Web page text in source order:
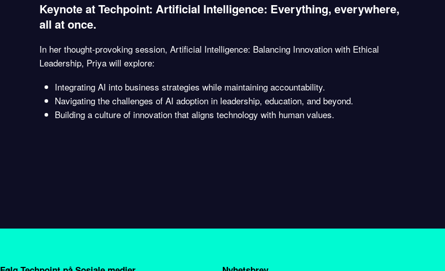
Keynote at Techpoint: Artificial Intelligence: Everything, everywhere,
all at once.
In her thought-provoking session, Artificial Intelligence: Balancing Innovation with Ethical
Leadership, Priya will explore:
Integrating AI into business strategies while maintaining accountability.
Navigating the challenges of AI adoption in leadership, education, and beyond.
Building a culture of innovation that aligns technology with human values.